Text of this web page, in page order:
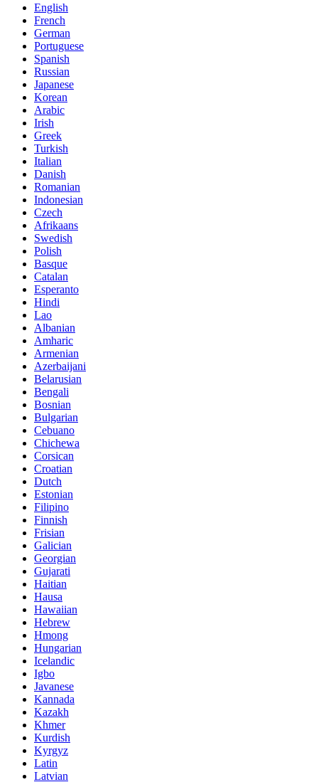
English
French
German
Portuguese
Spanish
Russian
Japanese
Korean
Arabic
Irish
Greek
Turkish
Italian
Danish
Romanian
Indonesian
Czech
Afrikaans
Swedish
Polish
Basque
Catalan
Esperanto
Hindi
Lao
Albanian
Amharic
Armenian
Azerbaijani
Belarusian
Bengali
Bosnian
Bulgarian
Cebuano
Chichewa
Corsican
Croatian
Dutch
Estonian
Filipino
Finnish
Frisian
Galician
Georgian
Gujarati
Haitian
Hausa
Hawaiian
Hebrew
Hmong
Hungarian
Icelandic
Igbo
Javanese
Kannada
Kazakh
Khmer
Kurdish
Kyrgyz
Latin
Latvian